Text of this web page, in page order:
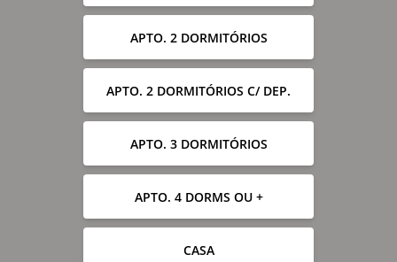
APTO. 2 DORMITÓRIOS
APTO. 2 DORMITÓRIOS C/ DEP.
APTO. 3 DORMITÓRIOS
APTO. 4 DORMS OU +
CASA